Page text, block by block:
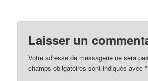
Laisser un
Votre adresse de messagerie ne sera
champs obligatoires sont indiqués avec*